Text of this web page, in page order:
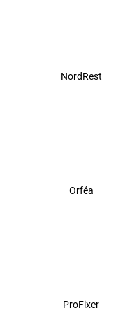
NordRest
Orféa
ProFixer